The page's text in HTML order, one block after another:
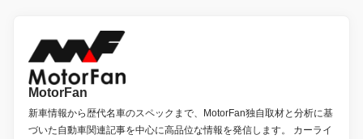
MotorFan
新車情報から歴代名車のスペックまで、MotorFan独自取材と分析に基
づいた自動車関連記事を中心に高品位な情報を発信します。 カーライ